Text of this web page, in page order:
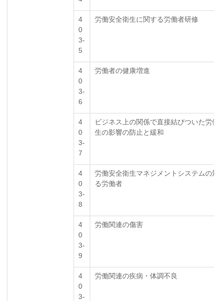
4
0
3-
5
労働安全衛生に関する労働者研修
4
0
3-
6
労働者の健康増進
4
0
3-
7
ビジネス上の関係で直接結びついた労働
生の影響の防止と緩和
4
0
3-
8
労働安全衛生マネジメントシステムの対
る労働者
4
0
3-
9
労働関連の傷害
4
0
3-
労働関連の疾病・体調不良